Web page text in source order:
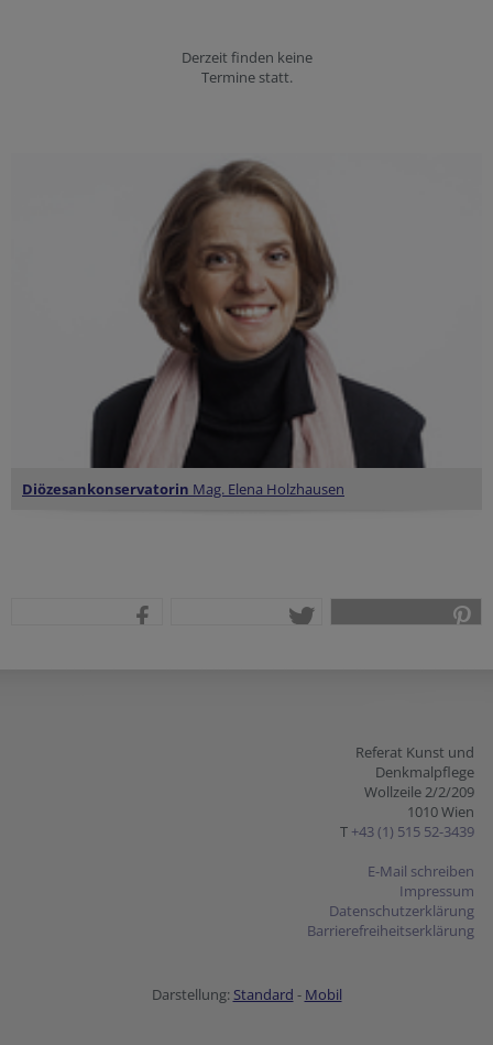
Derzeit finden keine
Termine statt.
Diözesankonservatorin Mag. Elena Holzhausen
Referat Kunst und
Denkmalpflege
Wollzeile 2/2/209
1010 Wien
T +43 (1) 515 52-3439
E-Mail schreiben
Impressum
Datenschutzerklärung
Barrierefreiheitserklärung
Darstellung: Standard - Mobil